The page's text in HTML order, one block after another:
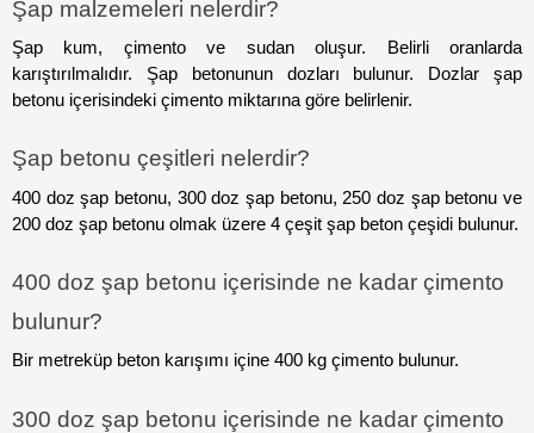
Şap malzemeleri nelerdir?
Şap kum, çimento ve sudan oluşur. Belirli oranlarda
karıştırılmalıdır. Şap betonunun dozları bulunur. Dozlar şap
betonu içerisindeki çimento miktarına göre belirlenir.
Şap betonu çeşitleri nelerdir?
400 doz şap betonu, 300 doz şap betonu, 250 doz şap betonu ve
200 doz şap betonu olmak üzere 4 çeşit şap beton çeşidi bulunur.
400 doz şap betonu içerisinde ne kadar çimento
bulunur?
Bir metreküp beton karışımı içine 400 kg çimento bulunur.
300 doz şap betonu içerisinde ne kadar çimento